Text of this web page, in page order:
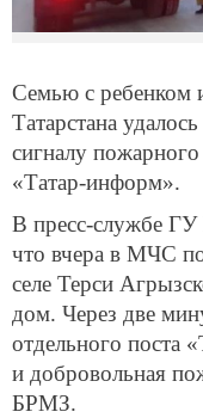
Семью с ребенком
Татарстана
сигналу
«Татар-информ».
В пресс-службе
что вчера в МЧС
селе Терси
дом. Через две
отдельного поста
и добровольная
БРМЗ.